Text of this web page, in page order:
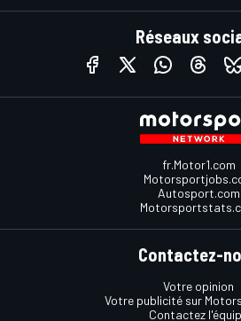
Réseaux
fr.Motor1.com
Autosport.com
Contactez-
Votre opinion
Votre publicité sur
Contactez